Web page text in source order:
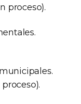
proceso).